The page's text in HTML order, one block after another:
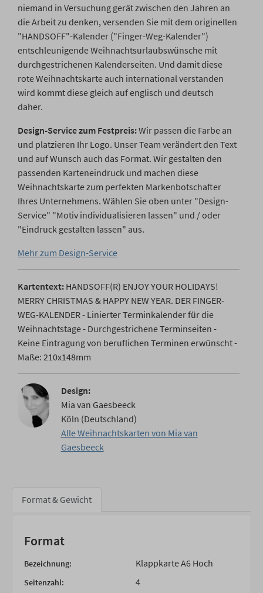
niemand in Versuchung gerät zwischen den Jahren an
die Arbeit zu denken, versenden Sie mit dem originellen
"HANDSOFF"-Kalender ("Finger-Weg-Kalender")
entschleunigende Weihnachtsurlaubswünsche mit
durchgestrichenen Kalenderseiten. Und damit diese
rote Weihnachtskarte auch international verstanden
wird kommt diese gleich auf englisch und deutsch
daher.
Design-Service zum Festpreis:Wir passen die Farbe an
und platzieren Ihr Logo. Unser Team verändert den Text
und auf Wunsch auch das Format. Wir gestalten den
passenden Karteneindruck und machen diese
Weihnachtskarte zum perfekten Markenbotschafter
Ihres Unternehmens. Wählen Sie oben unter "Design-
Service" "Motiv individualisieren lassen" und / oder
"Eindruck gestalten lassen" aus.
Mehr zum Design-Service
Kartentext: HANDSOFF(R) ENJOY YOUR HOLIDAYS!
MERRY CHRISTMAS & HAPPY NEW YEAR. DER FINGER-
WEG-KALENDER - Linierter Terminkalender für die
Weihnachtstage - Durchgestrichene Terminseiten -
Keine Eintragung von beruflichen Terminen erwünscht -
Maße: 210x148mm
Design:
Mia van Gaesbeeck
Köln (Deutschland)
Alle Weihnachtskarten von Mia van
Gaesbeeck
Format & Gewicht
Format
Bezeichnung: Klappkarte A6 Hoch
Seitenzahl: 4